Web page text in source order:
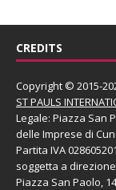
CREDITS
Copyright © 2015-
ST PAULS
Legale: Piazza San
delle Imprese di
Partita IVA
soggetta a
Piazza San Paolo,